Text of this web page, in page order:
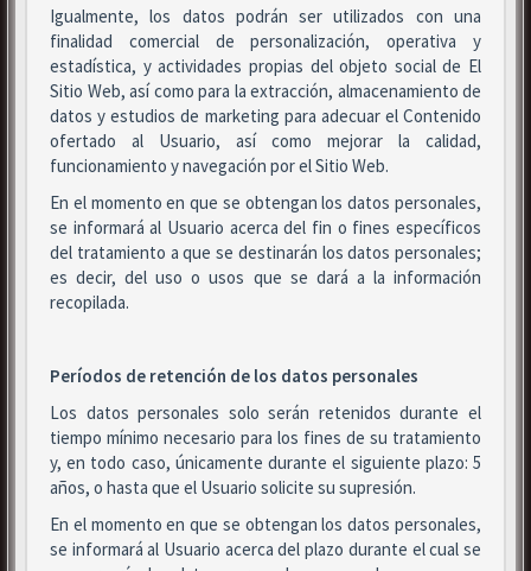
Igualmente, los datos podrán ser utilizados con una
finalidad comercial de personalización, operativa y
estadística, y actividades propias del objeto social de El
Sitio Web, así como para la extracción, almacenamiento de
datos y estudios de marketing para adecuar el Contenido
ofertado al Usuario, así como mejorar la calidad,
funcionamiento y navegación por el Sitio Web.
En el momento en que se obtengan los datos personales,
se informará al Usuario acerca del fin o fines específicos
del tratamiento a que se destinarán los datos personales;
es decir, del uso o usos que se dará a la información
recopilada.
Períodos de retención de los datos personales
Los datos personales solo serán retenidos durante el
tiempo mínimo necesario para los fines de su tratamiento
y, en todo caso, únicamente durante el siguiente plazo: 5
años, o hasta que el Usuario solicite su supresión.
En el momento en que se obtengan los datos personales,
se informará al Usuario acerca del plazo durante el cual se